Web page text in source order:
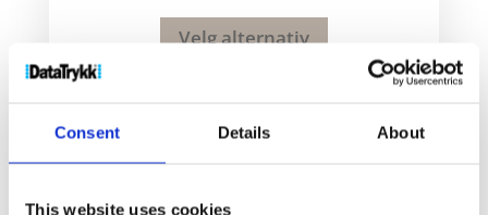
Consent Details About
This website uses cookies
Velg alternativ